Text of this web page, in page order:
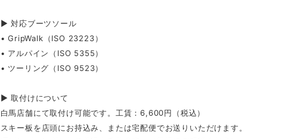
▶ 対応ブーツソール
• GripWalk（ISO 23223）
• アルパイン（ISO 5355）
• ツーリング（ISO 9523）
▶ 取付けについて
白馬店舗にて取付け可能です。工賃：6,600円（税込）
スキー板を店頭にお持込み、または宅配便でお送りいただけます。